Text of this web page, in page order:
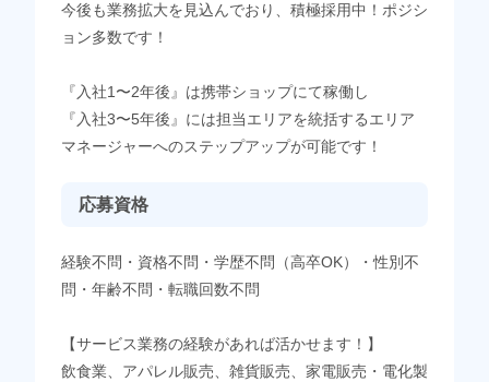
今後も業務拡大を見込んでおり、積極採用中！ポジシ
ョン多数です！
『入社1〜2年後』は携帯ショップにて稼働し
『入社3〜5年後』には担当エリアを統括するエリア
マネージャーへのステップアップが可能です！
応募資格
経験不問・資格不問・学歴不問（高卒OK）・性別不
問・年齢不問・転職回数不問
【サービス業務の経験があれば活かせます！】
飲食業、アパレル販売、雑貨販売、家電販売・電化製